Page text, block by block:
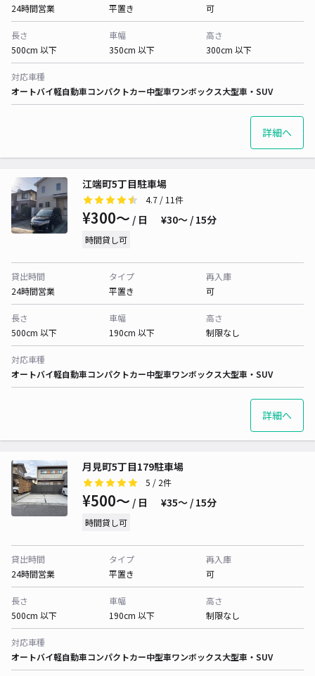
24時間営業
平置き
可
長さ
500cm 以下
車幅
350cm 以下
高さ
300cm 以下
対応車種
オートバイ軽自動車コンパクトカー中型車ワンボックス大型車・SUV
詳細へ
江端町5丁目駐車場
4.7 / 11件
¥300〜 / 日 ¥30〜 / 15分
時間貸し可
貸出時間
24時間営業
タイプ
平置き
再入庫
可
長さ
500cm 以下
車幅
190cm 以下
高さ
制限なし
対応車種
オートバイ軽自動車コンパクトカー中型車ワンボックス大型車・SUV
詳細へ
月見町5丁目179駐車場
5 / 2件
¥500〜 / 日 ¥35〜 / 15分
時間貸し可
貸出時間
24時間営業
タイプ
平置き
再入庫
可
長さ
500cm 以下
車幅
190cm 以下
高さ
制限なし
対応車種
オートバイ軽自動車コンパクトカー中型車ワンボックス大型車・SUV